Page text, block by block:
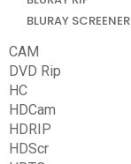
BLURAY SCREENER
CAM
DVD Rip
HC
HDCam
HDRIP
HDScr